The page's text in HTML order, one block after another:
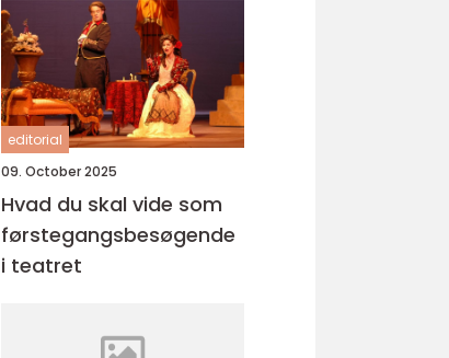
editorial
09. October 2025
Hvad du skal vide som
førstegangsbesøgende
i teatret